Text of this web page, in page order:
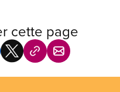
cette page